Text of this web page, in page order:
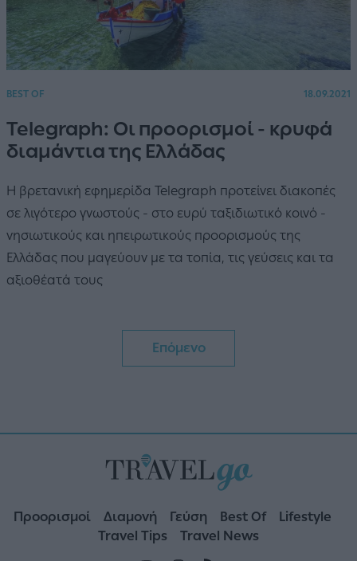
BEST OF 18.09.2021
Telegraph: Οι προορισμοί - κρυφά
διαμάντια της Ελλάδας
Η βρετανική εφημερίδα Telegraph προτείνει διακοπές
σε λιγότερο γνωστούς - στο ευρύ ταξιδιωτικό κοινό -
νησιωτικούς και ηπειρωτικούς προορισμούς της
Ελλάδας που μαγεύουν με τα τοπία, τις γεύσεις και τα
αξιοθέατά τους
Επόμενο
Προορισμοί Διαμονή Γεύση Best Of
Lifestyle
Travel Tips
Travel News